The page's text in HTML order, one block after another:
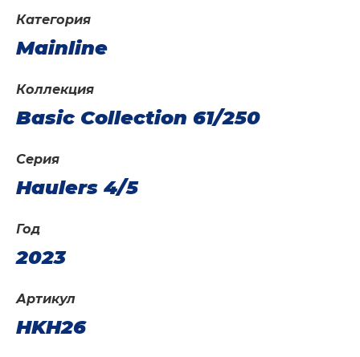
Категория
Mainline
Год
2023
Коллекция
Basic Collection 61/250
Артикул
HKH26
Серия
Haulers 4/5